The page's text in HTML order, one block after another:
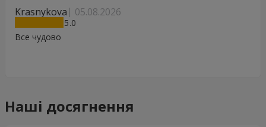
Krasnykova 05.08.2026
5
Все чудово
Наші досягнення